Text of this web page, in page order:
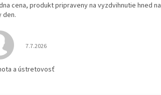
cena, produkt pripraveny na vyzdvihnutie hned na
den.
Hodnotenie obchodu je 5 z 5 hviezdičiek.
7.7.2026
a ústretovosť